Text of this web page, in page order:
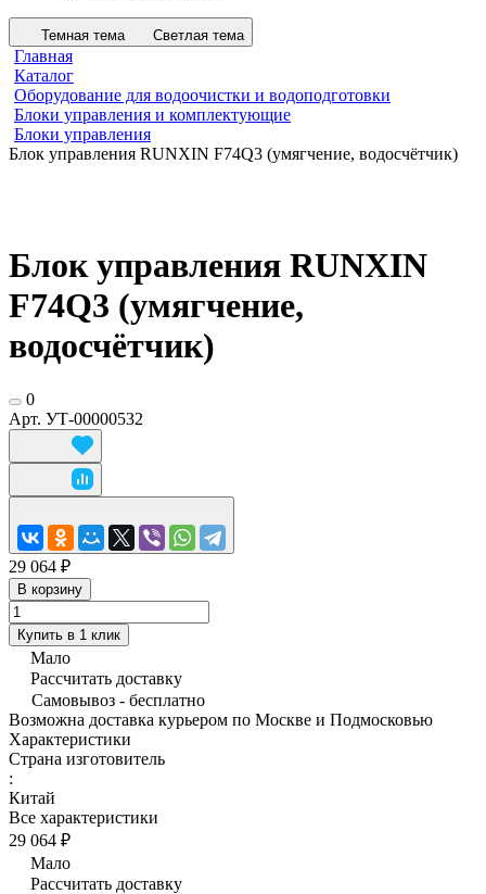
Темная тема Светлая тема
Главная
Каталог
Оборудование для водоочистки и водоподготовки
Блоки управления и комплектующие
Блоки управления
Блок управления RUNXIN F74Q3 (умягчение, водосчётчик)
Блок управления RUNXIN
F74Q3 (умягчение,
водосчётчик)
0
Арт. УТ-00000532
29 064 ₽
В корзину
Купить в 1 клик
Мало
Рассчитать доставку
Самовывоз - бесплатно
Возможна доставка курьером по Москве и Подмосковью
Характеристики
Страна изготовитель
:
Китай
Все характеристики
29 064 ₽
Мало
Рассчитать доставку